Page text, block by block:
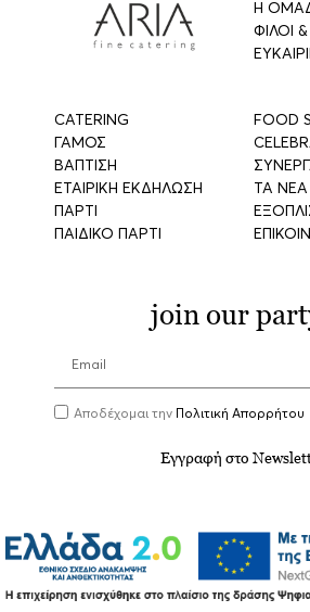
Η
ΦΙΛΟΙ
CATERING
ΓΑΜΟΣ
ΒΑΠΤΙΣΗ
ΕΤΑΙΡΙΚΗ ΕΚΔΗΛΩΣΗ
ΠΑΡΤΙ
ΠΑΙΔΙΚΟ ΠΑΡΤΙ
FOOD
ΤΑ
join our
Αποδέχομαι την Πολιτική Απορρήτου
Εγγραφή στο
Λ. Κορωπίου-Μαρκοπούλου 1,
9656388,